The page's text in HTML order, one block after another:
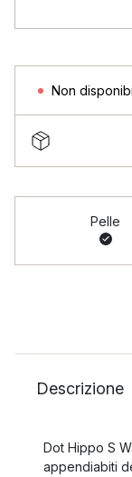
Non
Pelle
Descrizione
Dot Hippo S
appendiabiti